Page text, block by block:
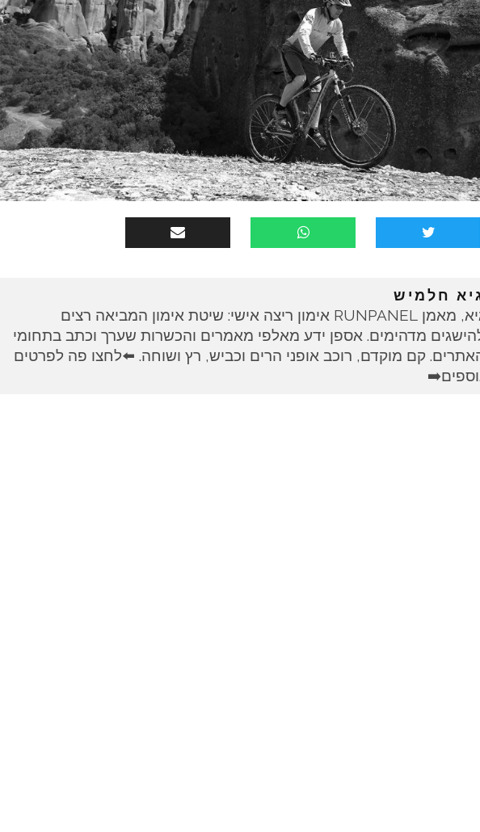
חלמיש
גיא, מאמן RUNPANEL אימון ריצה אישי: שיטת אימון המביאה רצים
מדהימים. אספן ידע מאלפי מאמרים והכשרות שערך וכתב בתחומי
קם מוקדם, רוכב אופני הרים וכביש, רץ ושוחה. ⬅️לחצו פה לפרטים